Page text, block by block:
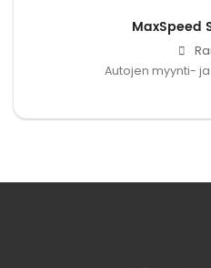
MaxSpeed
Autojen myynti-